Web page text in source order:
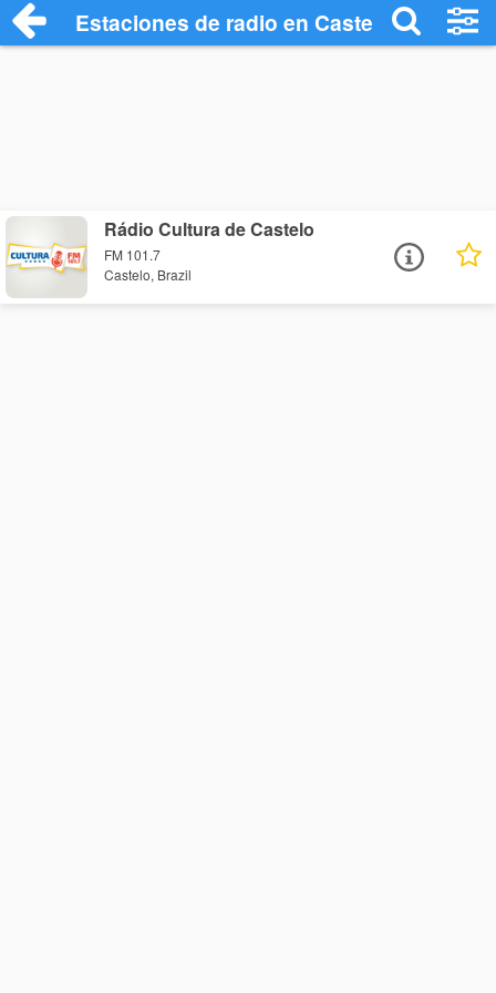
Estaciones de radio en Castelo -
Rádio Cultura de Castelo
FM 101.7
Castelo, Brazil